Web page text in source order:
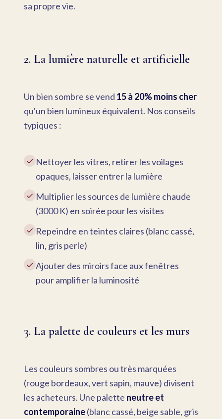
sa propre vie.
2. La lumière naturelle et artificielle
Un bien sombre se vend 15 à 20% moins cher
qu'un bien lumineux équivalent. Nos conseils
typiques :
✓ Nettoyer les vitres, retirer les voilages
opaques, laisser entrer la lumière
✓ Multiplier les sources de lumière chaude
(3000 K) en soirée pour les visites
✓ Repeindre en teintes claires (blanc cassé,
lin, gris perle)
✓ Ajouter des miroirs face aux fenêtres
pour amplifier la luminosité
3. La palette de couleurs et les murs
Les couleurs sombres ou très marquées
(rouge bordeaux, vert sapin, mauve) divisent
les acheteurs. Une palette neutre et
contemporaine(blanc cassé, beige sable, gris